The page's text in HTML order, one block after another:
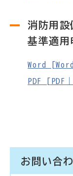
消防用設
基準適用
Word
PDF [PDF
お問い合